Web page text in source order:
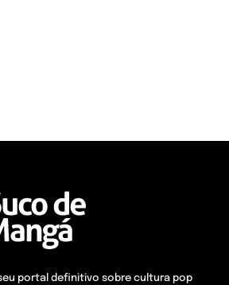
portal definitivo sobre cultura pop